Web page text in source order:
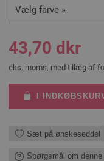
Vælg farve »
43,70 dkr
eks. moms, med tillæg af
I
Sæt på ønskeseddel
Spørgsmål om